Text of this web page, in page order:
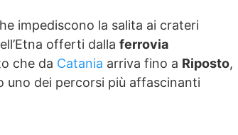
impediscono la salita ai crateri
offerti dalla ferrovia
che da Catania arriva fino a Riposto,
uno dei percorsi più affascinanti